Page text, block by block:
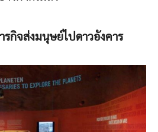
รกิจส่งมนุษย์ไปดาวอังคาร